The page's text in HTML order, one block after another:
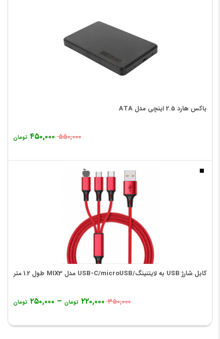
باکس هارد 2.5 اینچی مدل ATA
۵۵۰,۰۰۰ ۴۵۰,۰۰۰ تومان
کابل شارژ USB به لایتنینگ/USB-C/microUSB مدل MIX3 طول 1.2 متر
۳۵۰,۰۰۰ ۲۲۰,۰۰۰ تومان – ۲۵۰,۰۰۰ تومان